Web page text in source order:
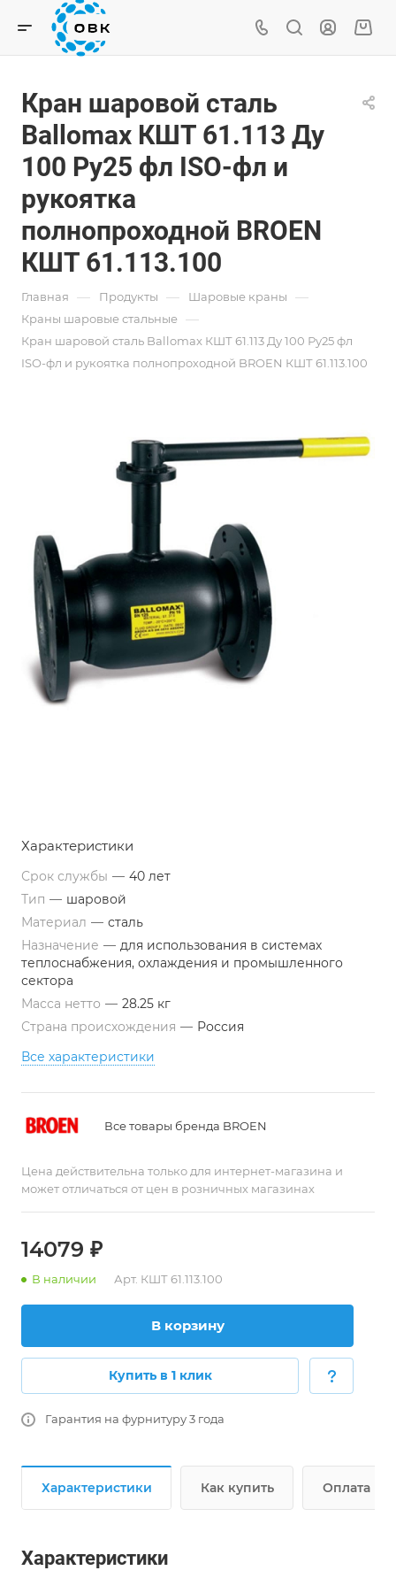
Кран шаровой сталь
Ballomax КШТ 61.113 Ду
100 Ру25 фл ISO-фл и
рукоятка
полнопроходной BROEN
КШТ 61.113.100
Главная — Продукты — Шаровые краны —
Краны шаровые стальные —
Кран шаровой сталь Ballomax КШТ 61.113 Ду 100 Ру25 фл
ISO-фл и рукоятка полнопроходной BROEN КШТ 61.113.100
Характеристики
Срок службы — 40 лет
Тип — шаровой
Материал — сталь
Назначение — для использования в системах
теплоснабжения, охлаждения и промышленного
сектора
Масса нетто — 28.25 кг
Страна происхождения — Россия
Все характеристики
Все товары бренда BROEN
Цена действительна только для интернет-магазина и
может отличаться от цен в розничных магазинах
14079 ₽
В наличии Арт. КШТ 61.113.100
В корзину
Купить в 1 клик
Гарантия на фурнитуру 3 года
Характеристики Как купить Оплата
Характеристики